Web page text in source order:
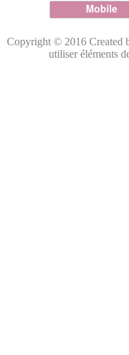
Mobile
Copyright © 2016 Created
utiliser éléments